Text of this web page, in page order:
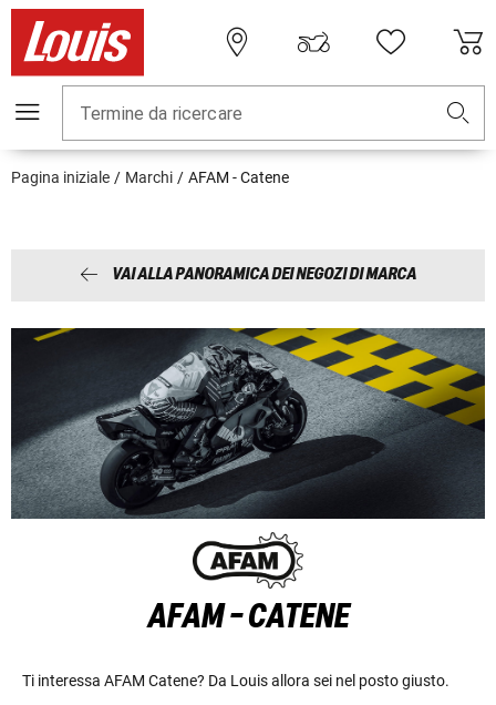
Termine da ricercare
Pagina iniziale Marchi AFAM - Catene
VAI ALLA PANORAMICA DEI NEGOZI DI MARCA
AFAM - CATENE
Ti interessa AFAM Catene? Da Louis allora sei nel posto giusto.